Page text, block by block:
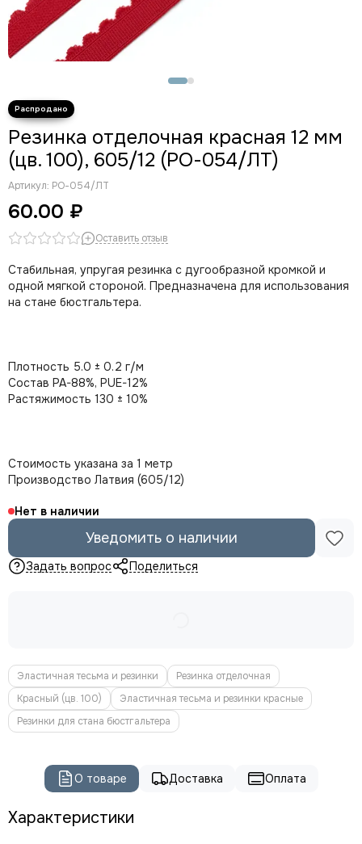
Резинка отделочная красная 12 мм
(цв. 100), 605/12 (РО-054/ЛТ)
Артикул: РО-054/ЛТ
60.00 ₽
Оставить отзыв
Стабильная, упругая резинка с дугообразной кромкой и
одной мягкой стороной. Предназначена для использования
на стане бюстгальтера.
Плотность 5.0 ± 0.2 г/м
Состав PA-88%, PUE-12%
Растяжимость 130 ± 10%
Стоимость указана за 1 метр
Производство Латвия (605/12)
Нет в наличии
Уведомить о наличии
Задать вопрос Поделиться
Эластичная тесьма и резинки
Резинка отделочная
Красный (цв. 100)
Эластичная тесьма и резинки красные
Резинки для стана бюстгальтера
О товаре Доставка Оплата
Характеристики